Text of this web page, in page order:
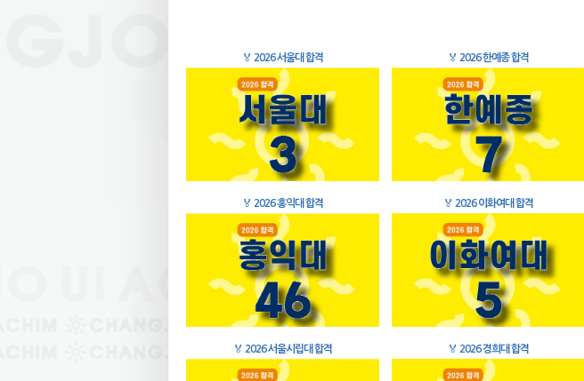
🏅 2026 서울대 합격 🏅 2026 한예종 합격
🏅 2026 홍익대 합격 🏅 2026 이화여대 합격
🏅 2026 서울시립대 합격 🏅 2026 경희대 합격